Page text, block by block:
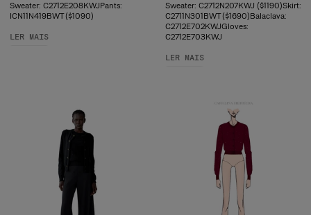
Sweater: C2712E208KWJPants:
ICN11N419BWT ($1090)
LER MAIS
Sweater: C2712N207KWJ ($1190)Skirt:
C2711N301BWT ($1690)Balaclava:
C2712E702KWJGloves:
C2712E703KWJ
LER MAIS